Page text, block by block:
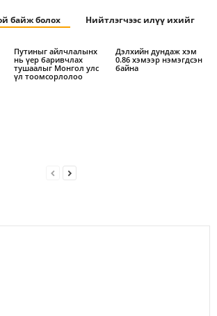
байж болох Нийтлэгчээс илүү ихийг
Путиныг айлчлалынх
нь үер баривчлах
тушаалыг Монгол улс
үл тоомсорлолоо
Дэлхийн дундаж хэм
0.86 хэмээр нэмэгдсэн
байна